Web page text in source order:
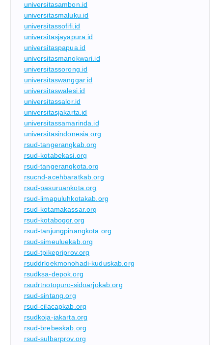
universitasambon.id
universitasmaluku.id
universitassofifi.id
universitasjayapura.id
universitaspapua.id
universitasmanokwari.id
universitassorong.id
universitaswanggar.id
universitaswalesi.id
universitassalor.id
universitasjakarta.id
universitassamarinda.id
universitasindonesia.org
rsud-tangerangkab.org
rsud-kotabekasi.org
rsud-tangerangkota.org
rsucnd-acehbaratkab.org
rsud-pasuruankota.org
rsud-limapuluhkotakab.org
rsud-kotamakassar.org
rsud-kotabogor.org
rsud-tanjungpinangkota.org
rsud-simeuluekab.org
rsud-tpikepriprov.org
rsuddrloekmonohadi-kuduskab.org
rsudksa-depok.org
rsudrtnotopuro-sidoarjokab.org
rsud-sintang.org
rsud-cilacapkab.org
rsudkoja-jakarta.org
rsud-brebeskab.org
rsud-sulbarprov.org